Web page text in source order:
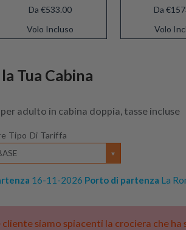
Da €533.00
Volo Incluso
Da
Volo
Da €533.00
Tua Cabina
adulto in cabina doppia, tasse incluse
Tipo Di Tariffa
16-11-2026 Porto di partenza La
siamo spiacenti la crociera che